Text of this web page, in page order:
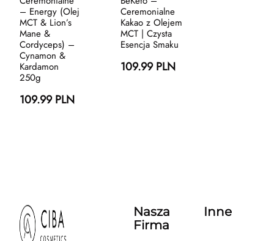
– Energy (Olej
MCT & Lion’s
Mane &
Cordyceps) –
Cynamon &
Kardamon
250g
109.99 PLN
Ceremonialne
Kakao z Olejem
MCT | Czysta
Esencja Smaku
109.99 PLN
Nasza
Firma
Inne